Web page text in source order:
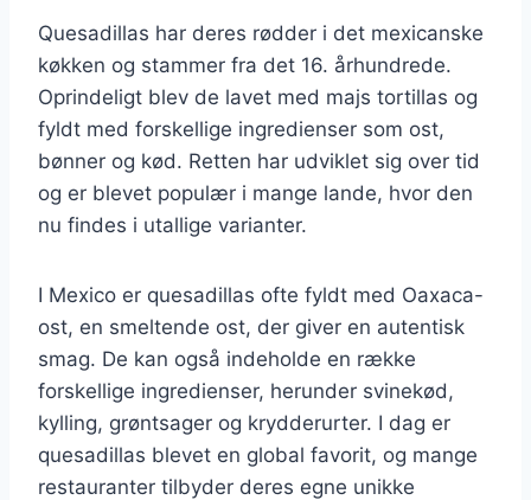
Quesadillas har deres rødder i det mexicanske
køkken og stammer fra det 16. århundrede.
Oprindeligt blev de lavet med majs tortillas og
fyldt med forskellige ingredienser som ost,
bønner og kød. Retten har udviklet sig over tid
og er blevet populær i mange lande, hvor den
nu findes i utallige varianter.
I Mexico er quesadillas ofte fyldt med Oaxaca-
ost, en smeltende ost, der giver en autentisk
smag. De kan også indeholde en række
forskellige ingredienser, herunder svinekød,
kylling, grøntsager og krydderurter. I dag er
quesadillas blevet en global favorit, og mange
restauranter tilbyder deres egne unikke